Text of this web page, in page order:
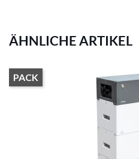
ÄHNLICHE ARTIKEL
PACK